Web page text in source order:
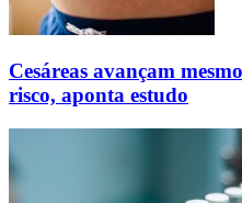
Cesáreas avançam
risco, aponta estudo